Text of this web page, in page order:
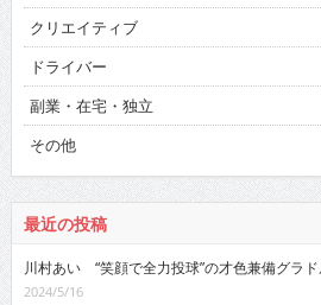
クリエイティブ
ドライバー
副業・在宅・独立
その他
最近の投稿
川村あい “笑顔で全力投球”の才色兼備グラ
2024/5/16